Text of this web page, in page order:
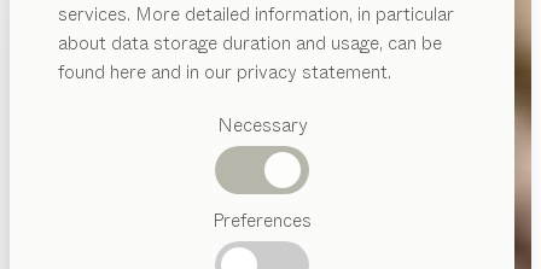
services. More detailed information, in particular
about data storage duration and usage, can be
found here and in our privacy statement.
Necessary
Preferences
Vorgeschlagene
Kategorien
INSPIRATION
ÜBER UNS